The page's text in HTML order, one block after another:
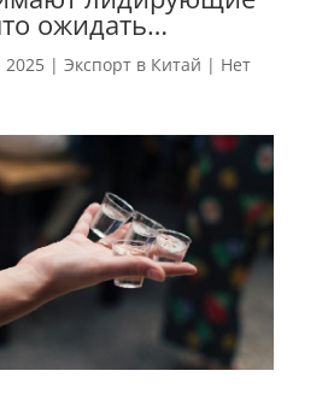
ожидать…
| Экспорт в Китай | Нет